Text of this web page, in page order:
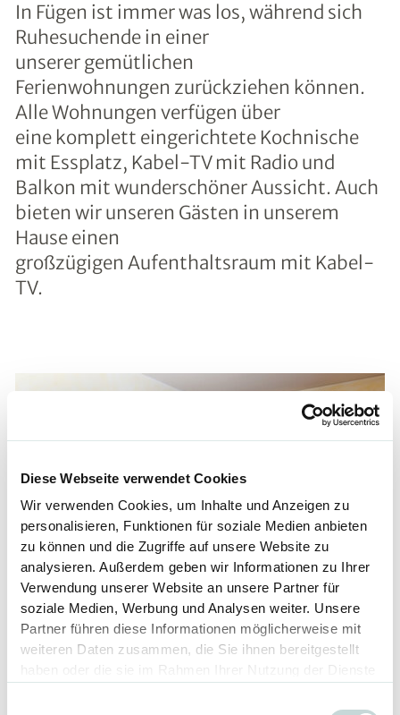
Diese Webseite verwendet Cookies
Wir verwenden Cookies, um Inhalte und Anzeigen zu
personalisieren, Funktionen für soziale Medien anbieten
zu können und die Zugriffe auf unsere Website zu
analysieren. Außerdem geben wir Informationen zu Ihrer
Verwendung unserer Website an unsere Partner für
soziale Medien, Werbung und Analysen weiter. Unsere
Partner führen diese Informationen möglicherweise mit
weiteren Daten zusammen, die Sie ihnen bereitgestellt
haben oder die sie im Rahmen Ihrer Nutzung der Dienste
In Fügen ist immer was los, während sich
Ruhesuchende in einer
unserer gemütlichen
Ferienwohnungen zurückziehen können.
Alle Wohnungen verfügen über
eine komplett eingerichtete Kochnische
mit Essplatz, Kabel-TV mit Radio und
Balkon mit wunderschöner Aussicht. Auch
bieten wir unseren Gästen in unserem
Hause einen
großzügigen Aufenthaltsraum mit Kabel-
TV.